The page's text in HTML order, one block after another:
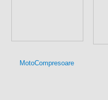
MotoCompresoare